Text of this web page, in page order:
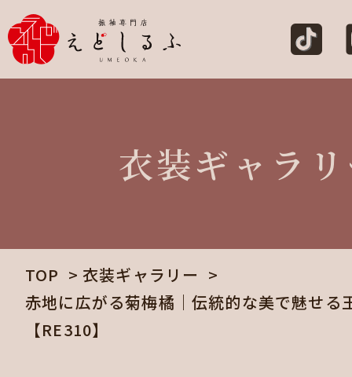
衣装ギャラ
TOP
衣装ギャラリー
赤地に広がる菊梅橘｜伝統的な美で魅せる
【RE310】